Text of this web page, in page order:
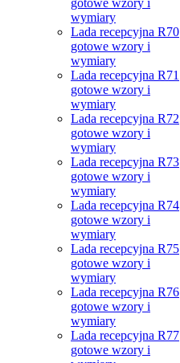
gotowe wzory i
wymiary
Lada recepcyjna R70
gotowe wzory i
wymiary
Lada recepcyjna R71
gotowe wzory i
wymiary
Lada recepcyjna R72
gotowe wzory i
wymiary
Lada recepcyjna R73
gotowe wzory i
wymiary
Lada recepcyjna R74
gotowe wzory i
wymiary
Lada recepcyjna R75
gotowe wzory i
wymiary
Lada recepcyjna R76
gotowe wzory i
wymiary
Lada recepcyjna R77
gotowe wzory i